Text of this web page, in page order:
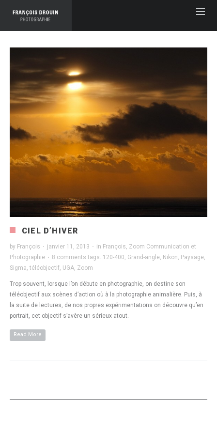
CIEL D’HIVER
by François · janvier 11, 2013 · in François, Zoom Communication et
Photographie · 8 comments tags: 120-400, Grand-angle, Nikon, Paysage,
Sigma, téléobjectif, UGA, Zoom
Trop souvent, lorsque l’on débute en photographie, on destine son
téléobjectif aux scènes d’action où à la photographie animalière. Puis, à
la suite de lectures, de nos propres expérimentations on découvre qu’en
portrait, cet objectif s’avère un sérieux atout.
Read More